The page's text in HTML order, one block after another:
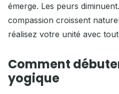
émerge. Les peurs
compassion croissent
réalisez votre unité avec
Comment
yogique